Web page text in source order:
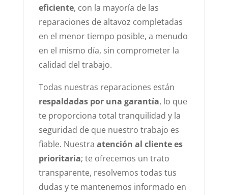
eficiente, con la mayoría de las
reparaciones de altavoz completadas
en el menor tiempo posible, a menudo
en el mismo día, sin comprometer la
calidad del trabajo.
Todas nuestras reparaciones están
respaldadas por una garantía, lo que
te proporciona total tranquilidad y la
seguridad de que nuestro trabajo es
fiable. Nuestra atención al cliente es
prioritaria; te ofrecemos un trato
transparente, resolvemos todas tus
dudas y te mantenemos informado en